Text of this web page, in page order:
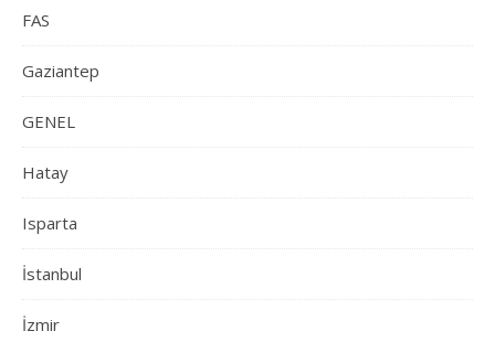
FAS
Gaziantep
GENEL
Hatay
Isparta
İstanbul
İzmir